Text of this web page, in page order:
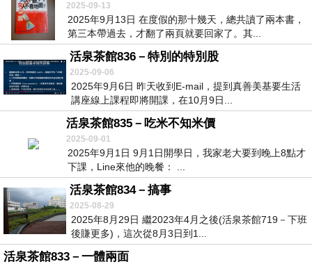
2025-09-13
2025年9月13日 在度假的那十幾天，總共讀了兩本書，
第三本帶過去，才翻了兩頁就要回家了。其...
活泉茶館836－特別的特別股
2025-09-06
2025年9月6日 昨天收到E-mail，提到真善美基要生活
講座線上課程即將開課，在10月9日...
活泉茶館835－吃米不知米價
2025-09-01
2025年9月1日 9月1日開學日，我家老大要到晚上8點才
下課，Line來他的晚餐： ...
活泉茶館834－搞事
2025-08-29
2025年8月29日 繼2023年4月之後(活泉茶館719－下班
後賺更多)，這次從8月3日到1...
活泉茶館833－一體兩面